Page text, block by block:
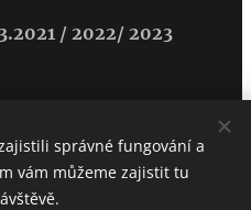
/ 2022/ 2023
správné fungování a
vám můžeme zajistit tu